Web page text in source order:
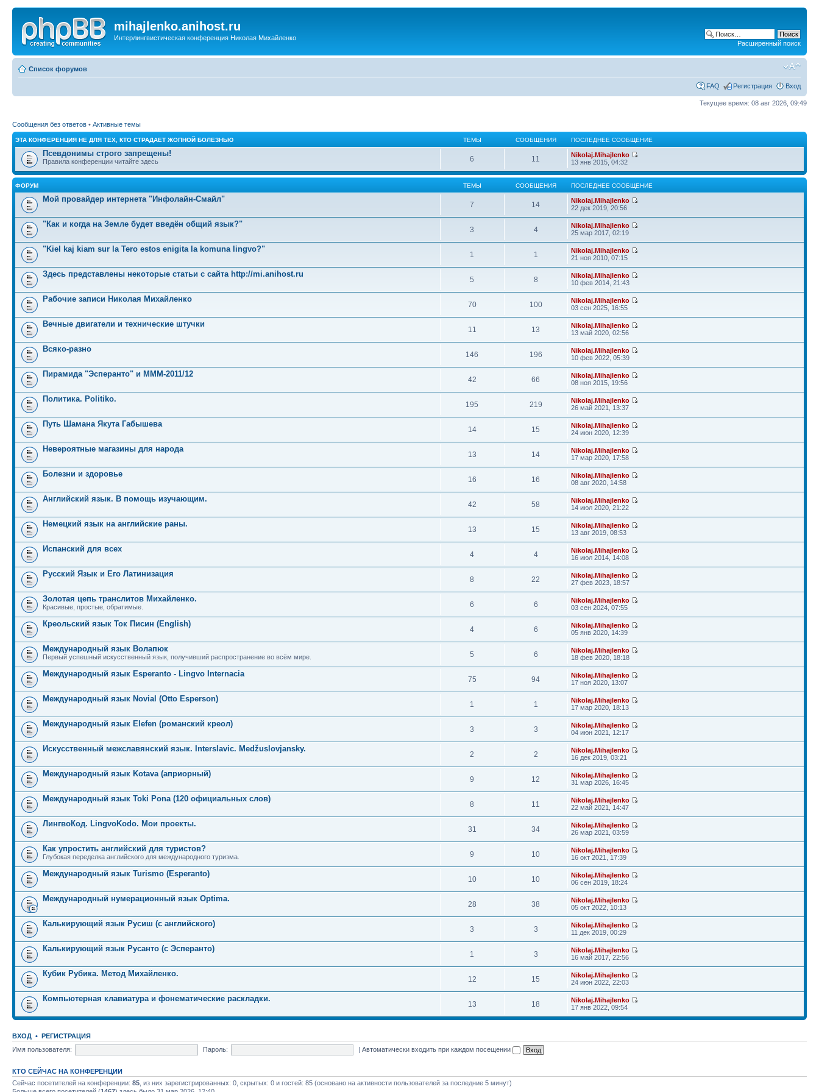
mihajlenko.anihost.ru
Интерлингвистическая конференция Николая Михайленко
Расширенный поиск
Список форумов
FAQ Регистрация Вход
Текущее время: 08 авг 2026, 09:49
Сообщения без ответов • Активные темы
ЭТА КОНФЕРЕНЦИЯ НЕ ДЛЯ ТЕХ, КТО СТРАДАЕТ ЖОПНОЙ БОЛЕЗНЬЮ ТЕМЫ СООБЩЕНИЯ ПОСЛЕДНЕЕ СООБЩЕНИЕ
Псевдонимы строго запрещены!
Правила конференции читайте здесь 6 11
Nikolaj.Mihajlenko
13 янв 2015, 04:32
ФОРУМ ТЕМЫ СООБЩЕНИЯ ПОСЛЕДНЕЕ СООБЩЕНИЕ
Мой провайдер интернета "Инфолайн-Смайл"
7 14
Nikolaj.Mihajlenko
22 дек 2019, 20:56
"Как и когда на Земле будет введён общий язык?"
3 4
Nikolaj.Mihajlenko
25 мар 2017, 02:19
"Kiel kaj kiam sur la Tero estos enigita la komuna lingvo?"
1 1
Nikolaj.Mihajlenko
21 ноя 2010, 07:15
Здесь представлены некоторые статьи с сайта http://mi.anihost.ru
5 8
Nikolaj.Mihajlenko
10 фев 2014, 21:43
Рабочие записи Николая Михайленко
70 100
Nikolaj.Mihajlenko
03 сен 2025, 16:55
Вечные двигатели и технические штучки
11 13
Nikolaj.Mihajlenko
13 май 2020, 02:56
Всяко-разно
146 196
Nikolaj.Mihajlenko
10 фев 2022, 05:39
Пирамида "Эсперанто" и MMM-2011/12
42 66
Nikolaj.Mihajlenko
08 ноя 2015, 19:56
Политика. Politiko.
195 219
Nikolaj.Mihajlenko
26 май 2021, 13:37
Путь Шамана Якута Габышева
14 15
Nikolaj.Mihajlenko
24 июн 2020, 12:39
Невероятные магазины для народа
13 14
Nikolaj.Mihajlenko
17 мар 2020, 17:58
Болезни и здоровье
16 16
Nikolaj.Mihajlenko
08 авг 2020, 14:58
Английский язык. В помощь изучающим.
42 58
Nikolaj.Mihajlenko
14 июл 2020, 21:22
Немецкий язык на английские раны.
13 15
Nikolaj.Mihajlenko
13 авг 2019, 08:53
Испанский для всех
4 4
Nikolaj.Mihajlenko
16 июл 2014, 14:08
Русский Язык и Его Латинизация
8 22
Nikolaj.Mihajlenko
27 фев 2023, 18:57
Золотая цепь транслитов Михайленко.
Красивые, простые, обратимые. 6 6
Nikolaj.Mihajlenko
03 сен 2024, 07:55
Креольский язык Ток Писин (English)
4 6
Nikolaj.Mihajlenko
05 янв 2020, 14:39
Международный язык Волапюк
Первый успешный искусственный язык, получивший распространение во всём мире. 5 6
Nikolaj.Mihajlenko
18 фев 2020, 18:18
Международный язык Esperanto - Lingvo Internacia
75 94
Nikolaj.Mihajlenko
17 ноя 2020, 13:07
Международный язык Novial (Otto Esperson)
1 1
Nikolaj.Mihajlenko
17 мар 2020, 18:13
Международный язык Elefen (романский креол)
3 3
Nikolaj.Mihajlenko
04 июн 2021, 12:17
Искусственный межславянский язык. Interslavic. Medžuslovjansky.
2 2
Nikolaj.Mihajlenko
16 дек 2019, 03:21
Международный язык Kotava (априорный)
9 12
Nikolaj.Mihajlenko
31 мар 2026, 16:45
Международный язык Toki Pona (120 официальных слов)
8 11
Nikolaj.Mihajlenko
22 май 2021, 14:47
ЛингвоКод. LingvoKodo. Мои проекты.
31 34
Nikolaj.Mihajlenko
26 мар 2021, 03:59
Как упростить английский для туристов?
Глубокая переделка английского для международного туризма. 9 10
Nikolaj.Mihajlenko
16 окт 2021, 17:39
Международный язык Turismo (Esperanto)
10 10
Nikolaj.Mihajlenko
06 сен 2019, 18:24
Международный нумерационный язык Optima.
28 38
Nikolaj.Mihajlenko
05 окт 2022, 10:13
Калькирующий язык Русиш (с английского)
3 3
Nikolaj.Mihajlenko
11 дек 2019, 00:29
Калькирующий язык Русанто (с Эсперанто)
1 3
Nikolaj.Mihajlenko
16 май 2017, 22:56
Кубик Рубика. Метод Михайленко.
12 15
Nikolaj.Mihajlenko
24 июн 2022, 22:03
Компьютерная клавиатура и фонематические раскладки.
13 18
Nikolaj.Mihajlenko
17 янв 2022, 09:54
ВХОД • РЕГИСТРАЦИЯ
Имя пользователя:
Пароль: |Автоматически входить при каждом посещении
КТО СЕЙЧАС НА КОНФЕРЕНЦИИ
Сейчас посетителей на конференции: 85 , из них зарегистрированных: 0, скрытых: 0 и гостей: 85 (основано на активности пользователей за последние 5 минут)